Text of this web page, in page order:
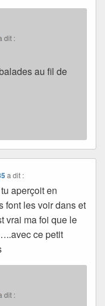
dit :
au fil de
a dit :
aperçoit en
font les voir dans et
vrai ma foi que le
ce petit
dit :